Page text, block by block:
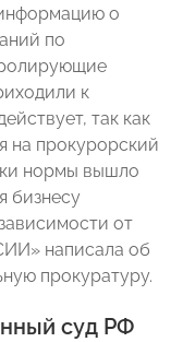
о
по
к
так как
на прокурорский
нормы вышло
бизнесу
от
написала об
прокуратуру.
суд РФ